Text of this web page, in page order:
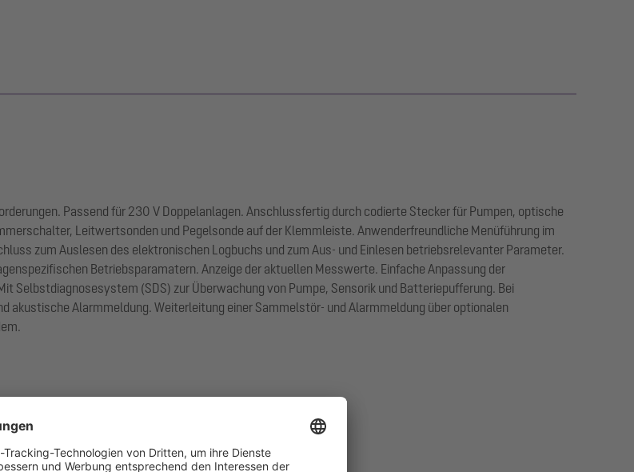
Passend für 230 V Doppelanlagen. Anschlussfertig durch codierte Stecker für Pumpen, optische
Leitwertsonden und Pegelsonde auf der Klemmleiste. Anwenderfreundliche Menüführung im
zum Auslesen des elektronischen Logbuchs und zum Aus- und Einlesen betriebsrelevanter Parameter.
Betriebsparamatern. Anzeige der aktuellen Messwerte. Einfache Anpassung der
(SDS) zur Überwachung von Pumpe, Sensorik und Batteriepufferung. Bei
Alarmmeldung. Weiterleitung einer Sammelstör- und Alarmmeldung über optionalen